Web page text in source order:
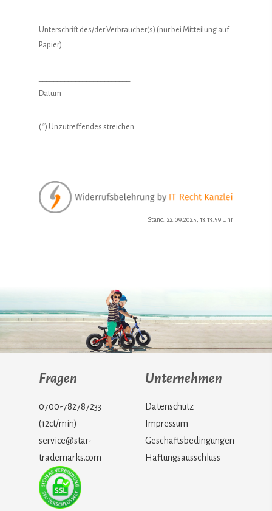
Unterschrift des/der Verbraucher(s) (nur bei Mitteilung auf
Papier)
Datum
(*) Unzutreffendes streichen
Stand: 22.09.2025, 13:13:59 Uhr
Fragen
0700-782787233
(12ct/min)
service@star-
trademarks.com
Unternehmen
Datenschutz
Impressum
Geschäftsbedingungen
Haftungsausschluss